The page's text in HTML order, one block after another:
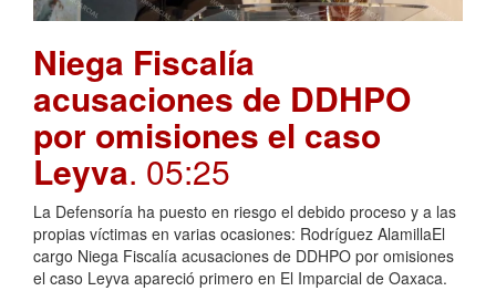
Niega Fiscalía
acusaciones de DDHPO
por omisiones el caso
Leyva. 05:25
La Defensoría ha puesto en riesgo el debido proceso y a las
propias víctimas en varias ocasiones: Rodríguez AlamillaEl
cargo Niega Fiscalía acusaciones de DDHPO por omisiones
el caso Leyva apareció primero en El Imparcial de Oaxaca.